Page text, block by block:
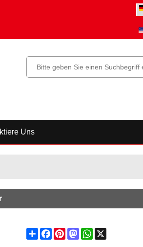
Uns
ShareFacebookPinterestMastodonWhatsApp